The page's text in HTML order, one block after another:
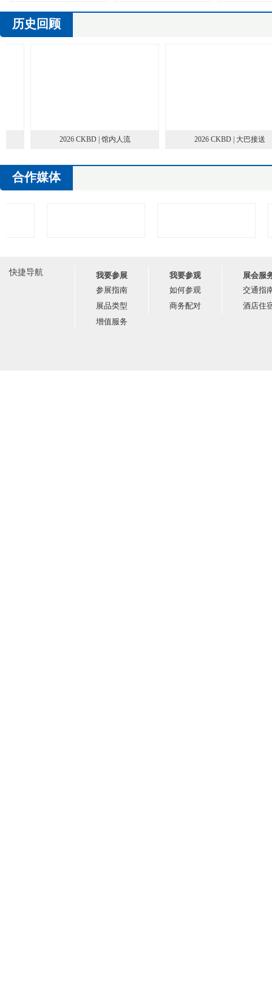
历史回顾
2026 CKBD | 馆内人流 2026 CKBD | 大巴接送
合作媒体
快捷导航
我要参展
参展指南
展品类型
增值服务
我要参观
如何参观
商务配对
展会服
交通指
酒店住